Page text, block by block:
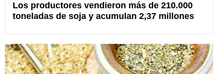
Los productores vendieron más de 210.000
toneladas de soja y acumulan 2,37 millones